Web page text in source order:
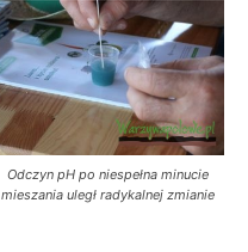
Odczyn pH po niespełna minucie
mieszania uległ radykalnej zmianie